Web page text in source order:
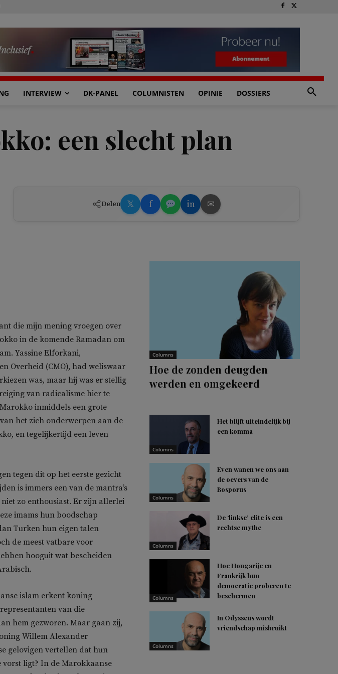
INTERVIEW DK-PANEL COLUMNISTEN OPINIE DOSSIERS
een slecht plan
Delen 𝕏 f in ✉
die mijn mening vroegen over
in de komende Ramadan om
Yassine Elforkani,
Overheid (CMO), had weliswaar
was, maar hij was er stellig
van radicalisme hier te
inmiddels een grote
het zich onderwerpen aan de
en tegelijkertijd een leven
tegen dit op het eerste gezicht
is immers een van de mantra’s
zo enthousiast. Er zijn allerlei
imams hun boodschap
Turken hun eigen talen
de meest vatbare voor
hooguit wat bescheiden
islam erkent koning
van die
hem gezworen. Maar gaan zij,
Willem Alexander
gelovigen vertellen dat hun
ligt? In de Marokkaanse
Columns
Hoe de zonden deugden
werden en omgekeerd
Columns
Het blijft uiteindelijk bij
een komma
Columns
Even wanen we ons aan
de oevers van de
Bosporus
Columns
De ‘linkse’ elite is een
rechtse mythe
Columns
Hoe Hongarije en
Frankrijk hun
democratie proberen te
beschermen
Columns
In Odysseus wordt
vriendschap misbruikt